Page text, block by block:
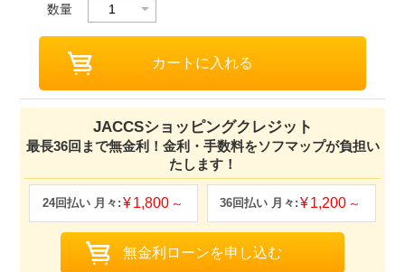
数量
JACCSショッピングクレジット
最長36回まで無金利！金利・手数料をソフマップが負担い
たします！
1,800 1,200